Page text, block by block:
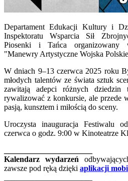
Departament Edukacji Kultury i
Inspektoratu Wsparcia Sił
Piosenki i Tańca organizowany
"Manewry Artystyczne Wojska
W dniach 9–13 czerwca 2025 roku
młodych talentów ze świata sztuk
zawitają adepci różnych dziedzin
rywalizować z konkursie, ale przede
pasją, kunsztem i miłością do sceny.
Uroczysta inauguracja Festiwalu
czerwca o godz. 9:00 w Kinoteatrze
Kalendarz wydarzeń
zawsze pod ręką dzięki aplikacji